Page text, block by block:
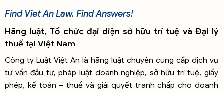
Find Viet An Law. Find Answers!
Hãng luật, Tổ chức đại diện sở hữu trí tuệ và Đại lý
thuế tại Việt Nam
Công ty Luật Việt An là hãng luật chuyên cung cấp dịch vụ
tư vấn đầu tư, pháp luật doanh nghiệp, sở hữu trí tuệ, giấy
phép, kế toán – thuế và giải quyết tranh chấp cho doanh